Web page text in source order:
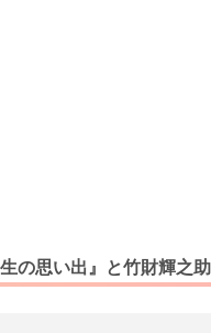
の思い出』と竹財輝之